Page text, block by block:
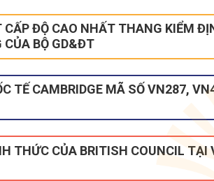
CẤP ĐỘ CAO NHẤT THANG KIỂM
CỦA BỘ GD&ĐT
TẾ CAMBRIDGE MÃ SỐ VN287,
THỨC CỦA BRITISH COUNCIL TẠI